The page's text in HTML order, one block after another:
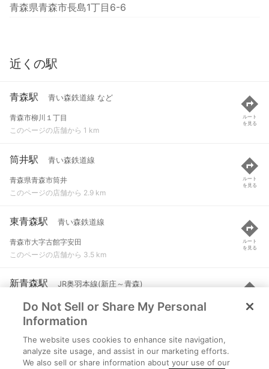
青森県青森市長島1丁目6-6
近くの駅
青森駅 青い森鉄道線 など
青森市柳川１丁目
このページの店舗から 1 km
ルート
を見る
筒井駅 青い森鉄道線
青森県青森市筒井
このページの店舗から 2.9 km
ルート
を見る
東青森駅 青い森鉄道線
青森市大字古館字安田
このページの店舗から 3.5 km
ルート
を見る
新青森駅 JR奥羽本線(新庄～青森)
青森県青森市大字石江字高間140-2
このページの店舗から 4.3 km
ルート
を見る
小柳駅 青い森鉄道線
青森市小柳字唐橋
Do Not Sell or Share My Personal
Information
The website uses cookies to enhance site navigation,
analyze site usage, and assist in our marketing efforts.
We also sell or share information about your use of our